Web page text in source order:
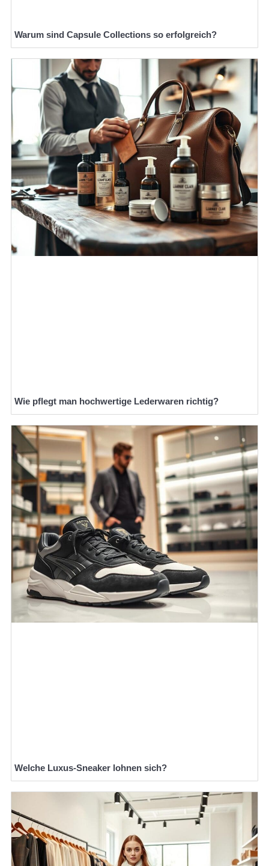
Warum sind Capsule Collections so erfolgreich?
Wie pflegt man hochwertige Lederwaren richtig?
Welche Luxus-Sneaker lohnen sich?